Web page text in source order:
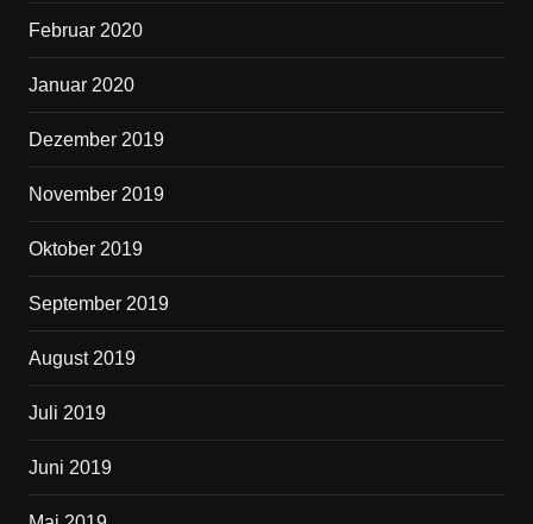
Februar 2020
Januar 2020
Dezember 2019
November 2019
Oktober 2019
September 2019
August 2019
Juli 2019
Juni 2019